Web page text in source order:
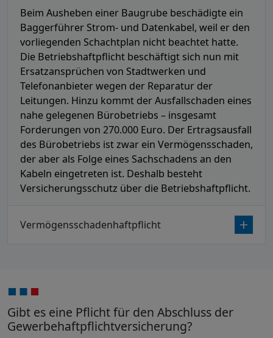
Beim Ausheben einer Baugrube beschädigte ein
Baggerführer Strom- und Datenkabel, weil er den
vorliegenden Schachtplan nicht beachtet hatte.
Die Betriebshaftpflicht beschäftigt sich nun mit
Ersatzansprüchen von Stadtwerken und
Telefonanbieter wegen der Reparatur der
Leitungen. Hinzu kommt der Ausfallschaden eines
nahe gelegenen Bürobetriebs – insgesamt
Forderungen von 270.000 Euro. Der Ertragsausfall
des Bürobetriebs ist zwar ein Vermögensschaden,
der aber als Folge eines Sachschadens an den
Kabeln eingetreten ist. Deshalb besteht
Versicherungsschutz über die Betriebshaftpflicht.
Vermögensschadenhaftpflicht
Gibt es eine Pflicht für den Abschluss der
Gewerbehaftpflicht­versicherung?